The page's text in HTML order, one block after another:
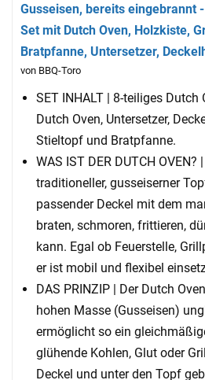
Gusseisen, bereits eingebrannt
Set mit Dutch Oven, Holzkiste,
Bratpfanne, Untersetzer,
von BBQ-Toro
SET INHALT | 8-teiliges
Dutch Oven, Untersetzer,
Stieltopf und Bratpfanne.
WAS IST DER DUTCH OVEN?
traditioneller, gusseiserner
passender Deckel mit dem
braten, schmoren, frittieren,
kann. Egal ob Feuerstelle,
er ist mobil und flexibel
DAS PRINZIP | Der Dutch
hohen Masse (Gusseisen)
ermöglicht so ein
glühende Kohlen, Glut oder
Deckel und unter den Topf